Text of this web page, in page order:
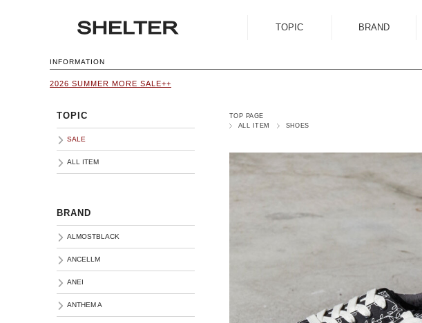
TOPIC BRAND
BED J.W. FORD
Garden of Eden
INFORMATION
2026 SUMMER MORE SALE++
TOP PAGE
ALL ITEM
SHOES
TOPIC
SALE
ALL ITEM
BRAND
ALMOSTBLACK
ANCELLM
ANEI
ANTHEM A